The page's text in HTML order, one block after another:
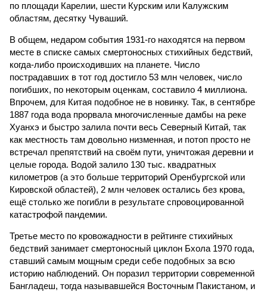
по площади Карелии, шести Курским или Калужским
областям, десятку Чуваший.
В общем, недаром события 1931-го находятся на первом
месте в списке самых смертоносных стихийных бедствий,
когда-либо происходивших на планете. Число
пострадавших в тот год достигло 53 млн человек, число
погибших, по некоторым оценкам, составило 4 миллиона.
Впрочем, для Китая подобное не в новинку. Так, в сентябре
1887 года вода прорвала многочисленные дамбы на реке
Хуанхэ и быстро залила почти весь Северный Китай, так
как местность там довольно низменная, и потоп просто не
встречал препятствий на своём пути, уничтожая деревни и
целые города. Водой залило 130 тыс. квадратных
километров (а это больше территорий Оренбургской или
Кировской областей), 2 млн человек остались без крова,
ещё столько же погибли в результате спровоцированной
катастрофой пандемии.
Третье место по кровожадности в рейтинге стихийных
бедствий занимает смертоносный циклон Бхола 1970 года,
ставший самым мощным среди себе подобных за всю
историю наблюдений. Он поразил территории современной
Бангладеш, тогда называвшейся Восточным Пакистаном, и